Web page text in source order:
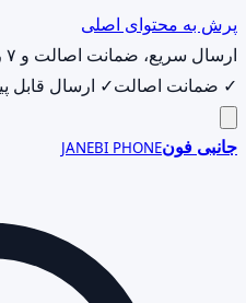
پرش به محتوای اصلی
ارسال سریع، ضمانت اصالت و ۷ روز فرصت بررسی کالا
✓ ضمانت اصالت✓ ارسال قابل
جانبی فونJANEBI PHONE